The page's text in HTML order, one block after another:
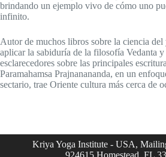
brindando un ejemplo vivo de cómo uno
infinito.
Autor de muchos libros sobre la ciencia del
aplicar la sabiduría de la filosofía Vedanta
esclarecedores sobre las principales
Paramahamsa Prajnanananda, en un
sectario, trae Oriente cultura más cerca de
Kriya Yoga Institute - USA,
924615 Homestead, FL